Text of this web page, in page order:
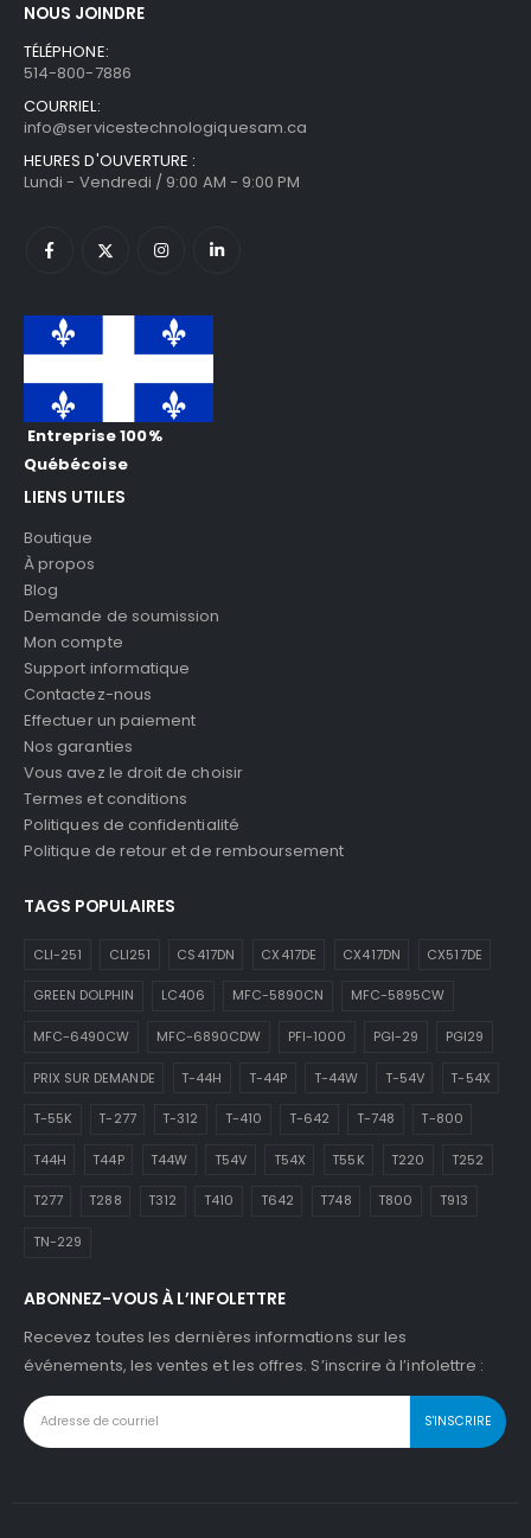
NOUS JOINDRE
TÉLÉPHONE:
514-800-7886
COURRIEL:
info@servicestechnologiquesam.ca
HEURES D'OUVERTURE :
Lundi - Vendredi / 9:00 AM - 9:00 PM
Entreprise 100%
Québécoise
LIENS UTILES
Boutique
À propos
Blog
Demande de soumission
Mon compte
Support informatique
Contactez-nous
Effectuer un paiement
Nos garanties
Vous avez le droit de choisir
Termes et conditions
Politiques de confidentialité
Politique de retour et de remboursement
TAGS POPULAIRES
CLI-251 CLI251 CS417DN CX417DE CX417DN CX517DE
GREEN DOLPHIN LC406 MFC-5890CN MFC-5895CW
MFC-6490CW MFC-6890CDW PFI-1000 PGI-29 PGI29
PRIX SUR DEMANDE T-44H T-44P T-44W T-54V T-54X
T-55K T-277 T-312 T-410 T-642 T-748 T-800
T44H T44P T44W T54V T54X T55K T220 T252
T277 T288 T312 T410 T642 T748 T800 T913
TN-229
ABONNEZ-VOUS À L’INFOLETTRE
Recevez toutes les dernières informations sur les
événements, les ventes et les offres. S’inscrire à l’infolettre :